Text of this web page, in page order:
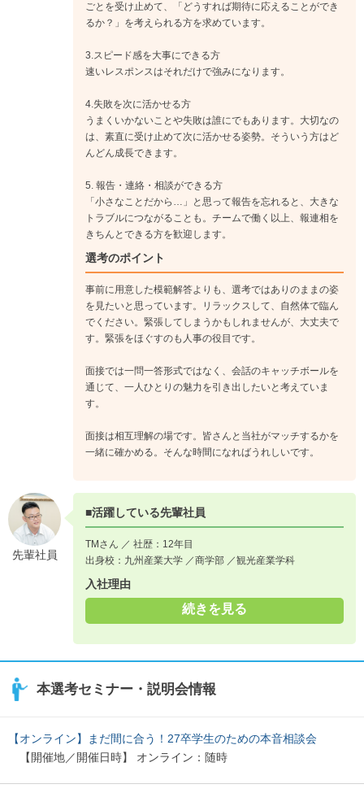
ごとを受け止めて、「どうすれば期待に応えることができ
るか？」を考えられる方を求めています。
3.スピード感を大事にできる方
速いレスポンスはそれだけで強みになります。
4.失敗を次に活かせる方
うまくいかないことや失敗は誰にでもあります。大切なの
は、素直に受け止めて次に活かせる姿勢。そういう方はど
んどん成長できます。
5. 報告・連絡・相談ができる方
「小さなことだから…」と思って報告を忘れると、大きな
トラブルにつながることも。チームで働く以上、報連相を
きちんとできる方を歓迎します。
選考のポイント
事前に用意した模範解答よりも、選考ではありのままの姿
を見たいと思っています。リラックスして、自然体で臨ん
でください。緊張してしまうかもしれませんが、大丈夫で
す。緊張をほぐすのも人事の役目です。
面接では一問一答形式ではなく、会話のキャッチボールを
通じて、一人ひとりの魅力を引き出したいと考えていま
す。
面接は相互理解の場です。皆さんと当社がマッチするかを
一緒に確かめる。そんな時間になればうれしいです。
先輩社員
■活躍している先輩社員
TMさん ／ 社歴：12年目
出身校：九州産業大学 ／商学部 ／観光産業学科
入社理由
続きを見る
本選考セミナー・説明会情報
【オンライン】まだ間に合う！27卒学生のための本音相談会
【開催地／開催日時】 オンライン：随時